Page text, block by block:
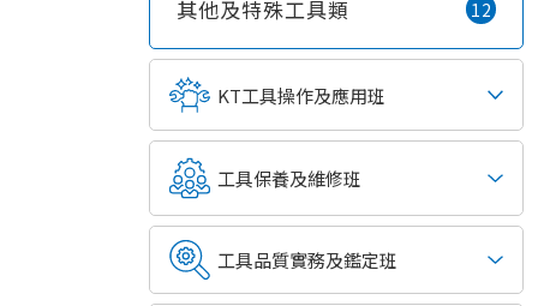
其他及特殊工具類 12
KT工具操作及應用班
工具保養及維修班
工具品質實務及鑑定班